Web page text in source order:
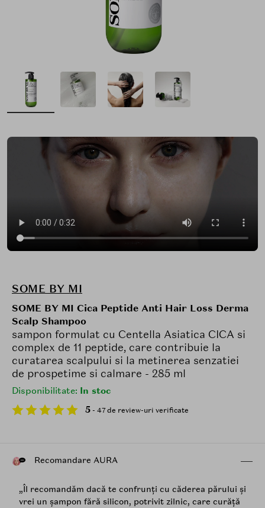
SOME BY MI
SOME BY MI Cica Peptide Anti Hair Loss Derma
Scalp Shampoo
sampon formulat cu Centella Asiatica CICA si
complex de 11 peptide, care contribuie la
curatarea scalpului si la metinerea senzatiei
de prospetime si calmare - 285 ml
Disponibilitate: In stoc
5 - 47 de review-uri verificate
Recomandare AURA
„Îl recomandăm dacă te confrunți cu căderea părului și
vrei un șampon fără silicon, potrivit zilnic, care curăță